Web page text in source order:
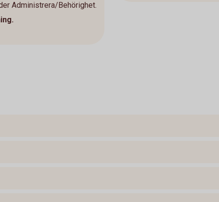
Administrera/Behörighet.